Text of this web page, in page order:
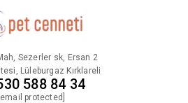
Sezerler sk, Ersan 2
Lüleburgaz Kırklareli
588 84 34
[email protected]